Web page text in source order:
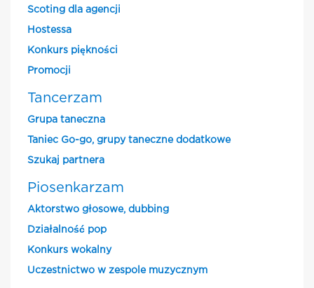
Scoting dla agencji
Hostessa
Konkurs piękności
Promocji
Tancerzam
Grupa taneczna
Taniec Go-go, grupy taneczne dodatkowe
Szukaj partnera
Piosenkarzam
Aktorstwo głosowe, dubbing
Działalność pop
Konkurs wokalny
Uczestnictwo w zespole muzycznym